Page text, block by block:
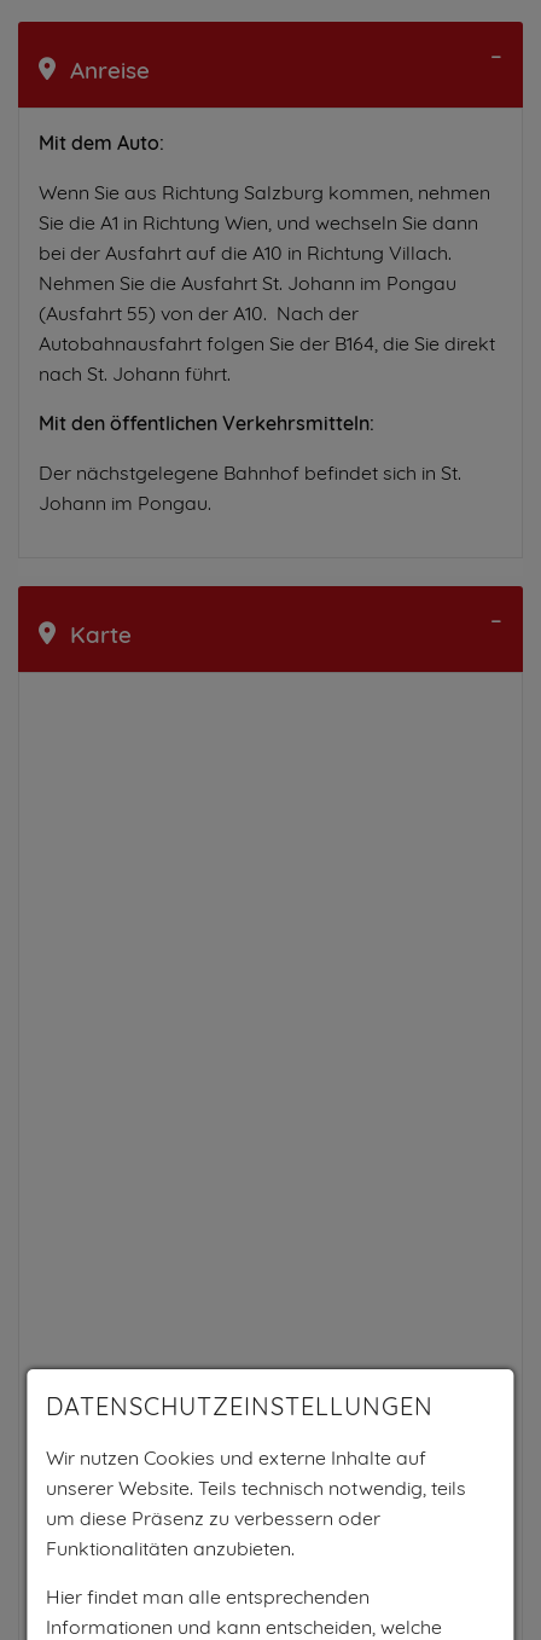
Anreise
Mit dem Auto:
Wenn Sie aus Richtung Salzburg kommen, nehmen
Sie die A1 in Richtung Wien, und wechseln Sie dann
bei der Ausfahrt auf die A10 in Richtung Villach.
Nehmen Sie die Ausfahrt St. Johann im Pongau
(Ausfahrt 55) von der A10. Nach der
Autobahnausfahrt folgen Sie der B164, die Sie direkt
nach St. Johann führt.
Mit den öffentlichen Verkehrsmitteln:
Der nächstgelegene Bahnhof befindet sich in St.
Johann im Pongau.
Karte
Um diesen externen Inhalt sehen zu können,
musst Du aus Datenschutzgründen erst
zustimmen. Details können in der
Datenschutzkonfiguration nachgelesen,
zustimmen
DATENSCHUTZEINSTELLUNGEN
Wir nutzen Cookies und externe Inhalte auf
unserer Website. Teils technisch notwendig, teils
um diese Präsenz zu verbessern oder
Funktionalitäten anzubieten.
Hier findet man alle entsprechenden
Informationen und kann entscheiden, welche